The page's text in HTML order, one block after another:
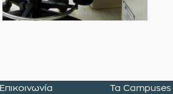
Επικοινωνία Τα Campuses